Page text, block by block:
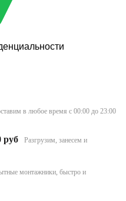
в любое время с 00:00 до 23:00
руб
Разгрузим, занесем и
монтажники, быстро и